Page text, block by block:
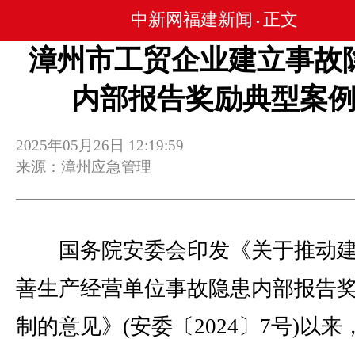
中新网福建新闻 • 正文
漳州市工贸企业建立事故
内部报告奖励典型案
2025年05月26日 12:19:59
来源：漳州应急管理
国务院安委会印发《关于推动
善生产经营单位事故隐患内部报告
制的意见》(安委〔2024〕7号)以来